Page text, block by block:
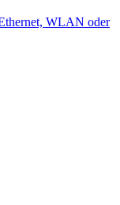
WLAN oder